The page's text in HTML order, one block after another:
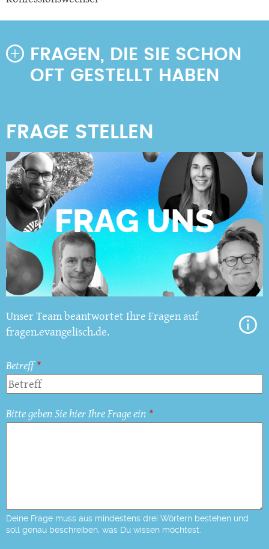
FRAGEN, DIE SIE SCHON
OFT GESTELLT HABEN
Unser Team beantwortet Ihre Fragen auf
fragen.evangelisch.de.
Betreff
Bitte geben Sie hier Ihre Frage ein
Deine Frage muss aus mindestens drei Wörtern bestehen und
soll genau beschreiben, was Du wissen möchtest.